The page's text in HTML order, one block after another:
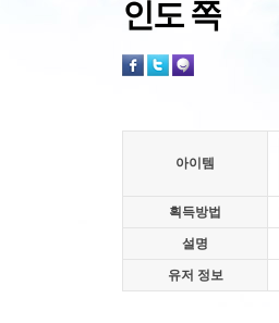
인도 쪽
아이템
획득방법
설명
유저 정보